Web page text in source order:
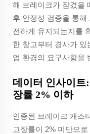
해 브레이크가 잠겼을
후 안정성 검증을 통
전하게 유지되는지를
한 창고부터 경사가
업 환경의 요구사항을
데이터 인사이트
장률 2% 이하
인증된 브레이크 캐스
고장률이 2% 미만으